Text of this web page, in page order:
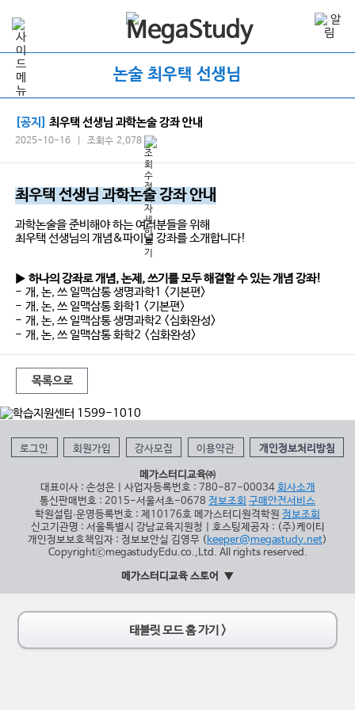
논술 최우택 선생님
[공지] 최우택 선생님 과학논술 강좌 안내
2025-10-16 | 조회수 2,078
최우택 선생님 과학논술 강좌 안내
과학논술을 준비해야 하는 여러분들을 위해
최우택 선생님의 개념&파이널 강좌를 소개합니다!
▶ 하나의 강좌로 개념, 논제, 쓰기를 모두 해결할 수 있는 개념 강좌!
-개, 논, 쓰 일맥삼통 생명과학1 <기본편>
-개, 논, 쓰 일맥삼통 화학1 <기본편>
-개, 논, 쓰 일맥삼통 생명과학2 <심화완성>
-개, 논, 쓰 일맥삼통 화학2 <심화완성>
목록으로
로그인 회원가입 강사모집 이용약관 개인정보처리방침
메가스터디교육㈜
대표이사 : 손성은 | 사업자등록번호 : 780-87-00034 회사소개
통신판매번호 : 2015-서울서초-0678 정보조회 구매안전서비스
학원설립∙운영등록번호 : 제10176호 메가스터디원격학원 정보조회
신고기관명 : 서울특별시 강남교육지원청 | 호스팅제공자 : (주)케이티
개인정보보호책임자 : 정보보안실 김영무 (keeper@megastudy.net)
CopyrightⓒmegastudyEdu.co.,Ltd. All rights reserved.
메가스터디교육 스토어
태블릿 모드 홈 가기 >